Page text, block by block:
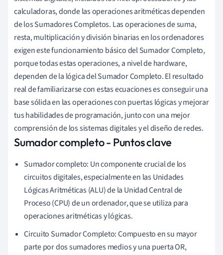
calculadoras, donde las operaciones aritméticas dependen
de los Sumadores Completos. Las operaciones de suma,
resta, multiplicación y división binarias en los ordenadores
exigen este funcionamiento básico del Sumador Completo,
porque todas estas operaciones, a nivel de hardware,
dependen de la lógica del Sumador Completo. El resultado
real de familiarizarse con estas ecuaciones es conseguir una
base sólida en las operaciones con puertas lógicas y mejorar
tus habilidades de programación, junto con una mejor
comprensión de los sistemas digitales y el diseño de redes.
Sumador completo - Puntos clave
Sumador completo: Un componente crucial de los
circuitos digitales, especialmente en las Unidades
Lógicas Aritméticas (ALU) de la Unidad Central de
Proceso (CPU) de un ordenador, que se utiliza para
operaciones aritméticas y lógicas.
Circuito Sumador Completo: Compuesto en su mayor
parte por dos sumadores medios y una puerta OR,